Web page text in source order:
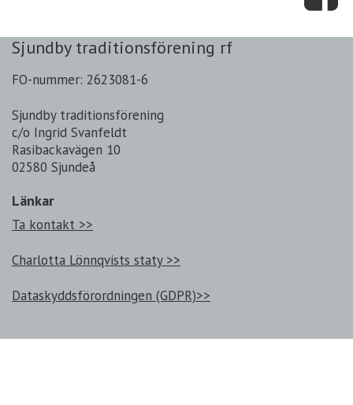
Sjundby traditionsförening rf
FO-nummer: 2623081-6
Sjundby traditionsförening
c/o Ingrid Svanfeldt
Rasibackavägen 10
02580 Sjundeå
Länkar
Ta kontakt >>
Charlotta Lönnqvists staty >>
Dataskyddsförordningen (GDPR)>>